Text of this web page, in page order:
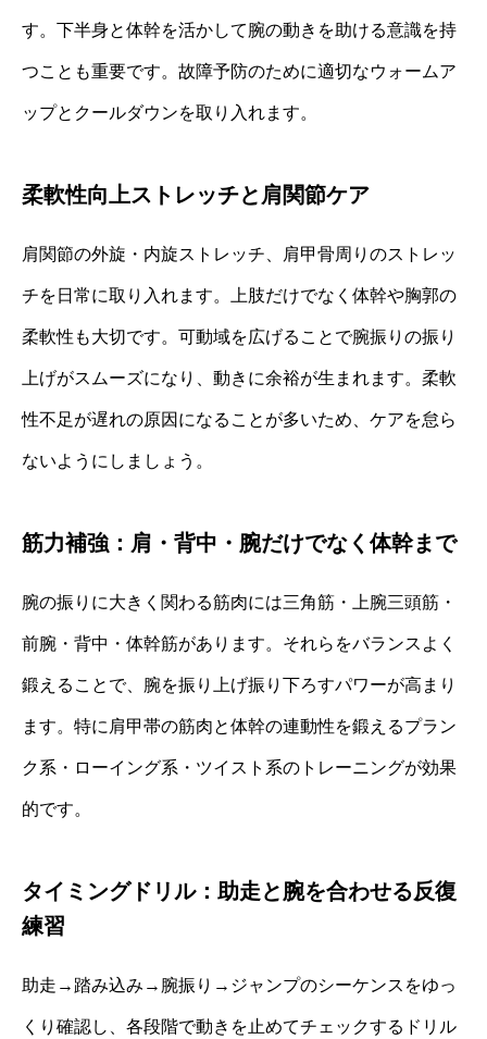
す。下半身と体幹を活かして腕の動きを助ける意識を持
つことも重要です。故障予防のために適切なウォームア
ップとクールダウンを取り入れます。
柔軟性向上ストレッチと肩関節ケア
肩関節の外旋・内旋ストレッチ、肩甲骨周りのストレッ
チを日常に取り入れます。上肢だけでなく体幹や胸郭の
柔軟性も大切です。可動域を広げることで腕振りの振り
上げがスムーズになり、動きに余裕が生まれます。柔軟
性不足が遅れの原因になることが多いため、ケアを怠ら
ないようにしましょう。
筋力補強：肩・背中・腕だけでなく体幹まで
腕の振りに大きく関わる筋肉には三角筋・上腕三頭筋・
前腕・背中・体幹筋があります。それらをバランスよく
鍛えることで、腕を振り上げ振り下ろすパワーが高まり
ます。特に肩甲帯の筋肉と体幹の連動性を鍛えるプラン
ク系・ローイング系・ツイスト系のトレーニングが効果
的です。
タイミングドリル：助走と腕を合わせる反復
練習
助走→踏み込み→腕振り→ジャンプのシーケンスをゆっ
くり確認し、各段階で動きを止めてチェックするドリル